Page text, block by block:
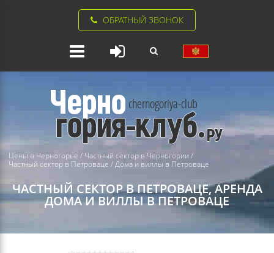
ОБРАТНЫЙ ЗВОНОК
Цены в Черногорье / Частный сектор в Черногории /
Частный сектор в Петроваце /Дома и виллы в Петроваце
ЧАСТНЫЙ СЕКТОР В ПЕТРОВАЦЕ, АРЕНДА
ДОМА И ВИЛЛЫ В ПЕТРОВАЦЕ